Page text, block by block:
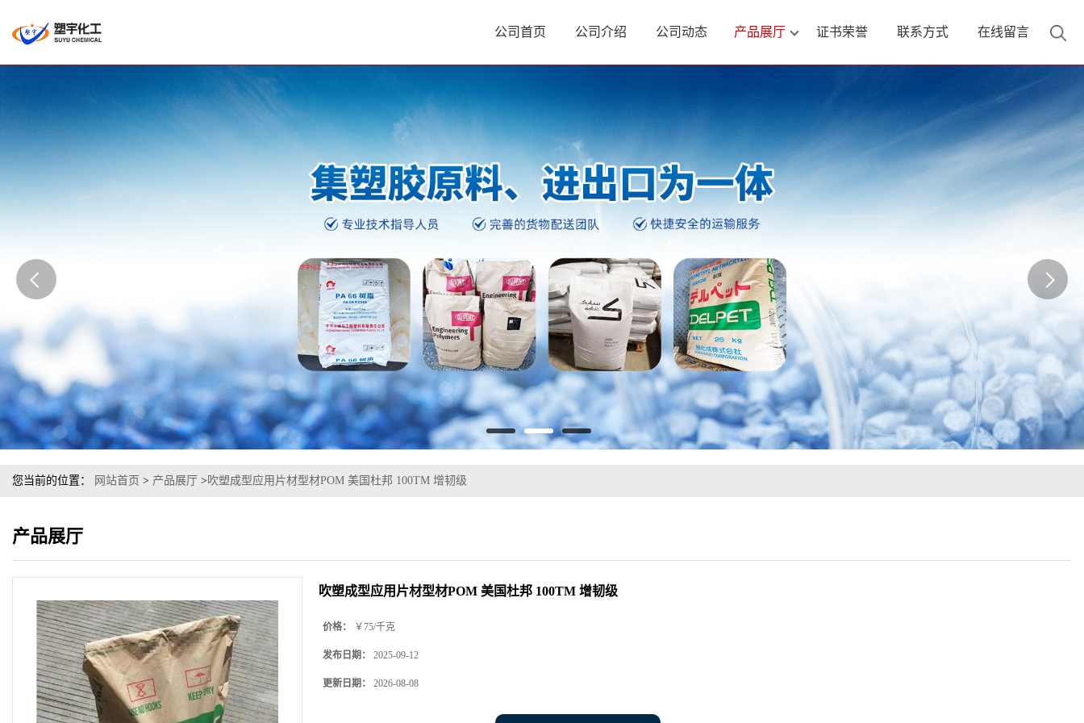
公司首页 公司介绍 公司动态 产品展厅 证书荣誉 联系方式 在线留言
您当前的位置： 网站首页 > 产品展厅 >吹塑成型应用片材型材POM 美国杜邦 100TM 增韧级
产品展厅
吹塑成型应用片材型材POM 美国杜邦 100TM 增韧级
价格： ￥75/千克
发布日期： 2025-09-12
更新日期： 2026-08-08